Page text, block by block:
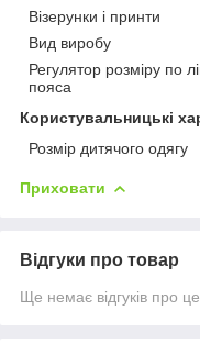
Візерунки і принти
Вид виробу
Регулятор розміру по
пояса
Користувальницькі
Розмір дитячого одягу
Приховати
Відгуки про товар
Ще немає відгуків про